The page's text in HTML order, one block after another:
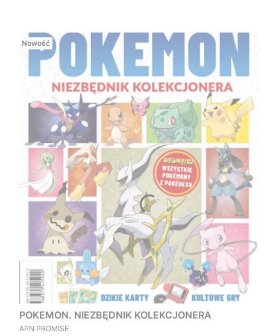
Nowość
POKEMON. NIEZBĘDNIK KOLEKCJONERA
PRODUCENT
APN PROMISE